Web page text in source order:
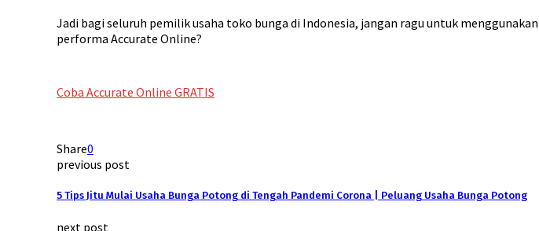
Jadi bagi seluruh pemilik usaha toko bunga di Indonesia, jangan ragu untuk
performa Accurate Online?
Coba Accurate Online GRATIS
Share0
previous post
5 Tips Jitu Mulai Usaha Bunga Potong di Tengah Pandemi Corona | Peluang Usaha Bunga Potong
next post